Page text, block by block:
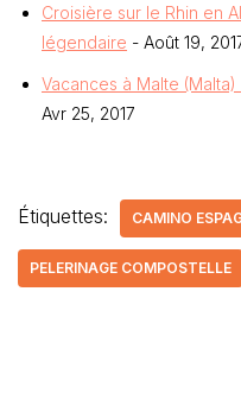
Croisière sur le Rhin en
légendaire - Août 19,
Vacances à Malte
Avr 25, 2017
Étiquettes: CAMINO
PELERINAGE COMPOSTELLE